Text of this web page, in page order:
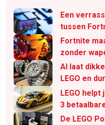
Een
tussen
Fortnite
zonder
AI laat
LEGO en
LEGO
3
De LEGO